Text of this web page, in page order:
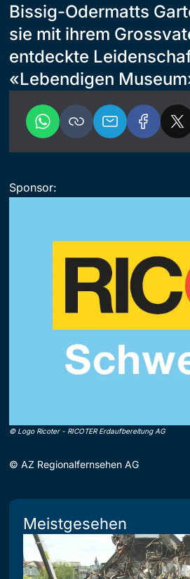
Bissig-Odermatts
sie mit ihrem
entdeckte
«Lebendigen
Sponsor:
© Logo Ricoter- RICOTER Erdaufbereitung AG
© AZ Regionalfernsehen AG
Meistgesehen